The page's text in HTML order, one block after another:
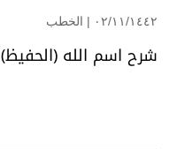
۰۲/۱۱/۱٤٤۲ | الخطب
شرح اسم الله (الحفيظ)